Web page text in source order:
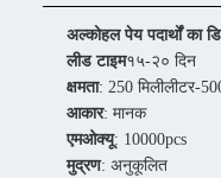
अल्कोहल पेय पदार्थों का
लीड टाइम१५-२० दिन
क्षमता: 250 मिलीलीटर-
आकार: मानक
एमओक्यू: 10000pcs
मुद्रण: अनुकूलित